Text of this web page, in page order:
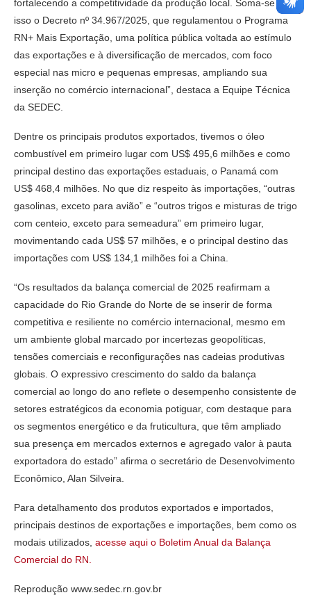
fortalecendo a competitividade da produção local. Soma-se a
isso o Decreto nº 34.967/2025, que regulamentou o Programa
RN+ Mais Exportação, uma política pública voltada ao estímulo
das exportações e à diversificação de mercados, com foco
especial nas micro e pequenas empresas, ampliando sua
inserção no comércio internacional”, destaca a Equipe Técnica
da SEDEC.
Dentre os principais produtos exportados, tivemos o óleo
combustível em primeiro lugar com US$ 495,6 milhões e como
principal destino das exportações estaduais, o Panamá com
US$ 468,4 milhões. No que diz respeito às importações, “outras
gasolinas, exceto para avião” e “outros trigos e misturas de trigo
com centeio, exceto para semeadura” em primeiro lugar,
movimentando cada US$ 57 milhões, e o principal destino das
importações com US$ 134,1 milhões foi a China.
“Os resultados da balança comercial de 2025 reafirmam a
capacidade do Rio Grande do Norte de se inserir de forma
competitiva e resiliente no comércio internacional, mesmo em
um ambiente global marcado por incertezas geopolíticas,
tensões comerciais e reconfigurações nas cadeias produtivas
globais. O expressivo crescimento do saldo da balança
comercial ao longo do ano reflete o desempenho consistente de
setores estratégicos da economia potiguar, com destaque para
os segmentos energético e da fruticultura, que têm ampliado
sua presença em mercados externos e agregado valor à pauta
exportadora do estado” afirma o secretário de Desenvolvimento
Econômico, Alan Silveira.
Para detalhamento dos produtos exportados e importados,
principais destinos de exportações e importações, bem como os
modais utilizados, acesse aqui o Boletim Anual da Balança
Comercial do RN.
Reprodução www.sedec.rn.gov.br